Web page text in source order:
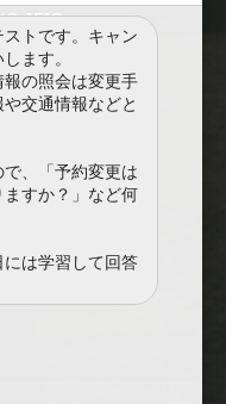
1518
トです。キャン
ます。
の照会は変更手
交通情報などと
、「予約変更は
すか？」など何
には学習して回答